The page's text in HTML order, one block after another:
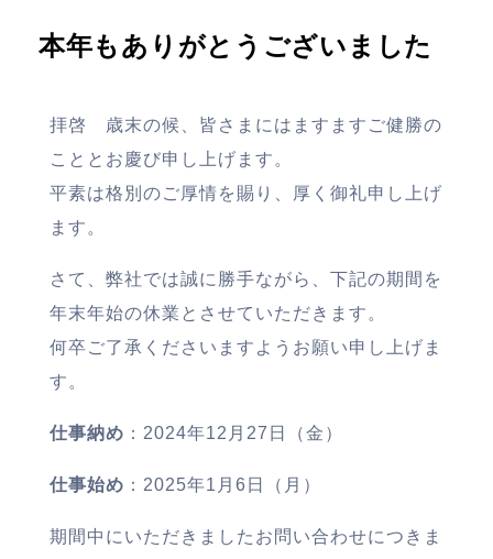
本年もありがとうございました
拝啓 歳末の候、皆さまにはますますご健勝の
こととお慶び申し上げます。
平素は格別のご厚情を賜り、厚く御礼申し上げ
ます。
さて、弊社では誠に勝手ながら、下記の期間を
年末年始の休業とさせていただきます。
何卒ご了承くださいますようお願い申し上げま
す。
仕事納め ：2024年12月27日（金）
仕事始め ：2025年1月6日（月）
期間中にいただきましたお問い合わせにつきま